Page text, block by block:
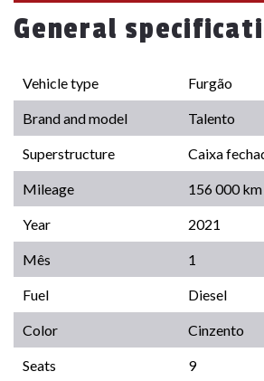
General
Vehicle type Furgão
Brand and model Talento
Superstructure Caixa
Mileage 156 000 km
Year 2021
Mês 1
Fuel Diesel
Color Cinzento
Seats 9